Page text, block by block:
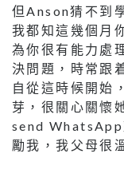
但Anson猜不到
我都知這幾個月
為你很有能力處
決問題，時常跟
自從這時候開始
芽，很關心關懷
send WhatsApp
勵我，我父母很